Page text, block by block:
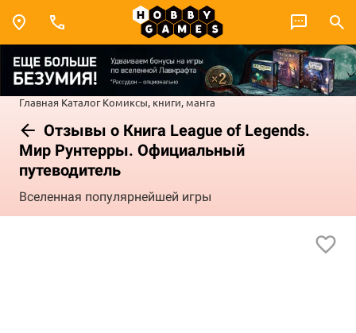
Главная Каталог Комиксы, книги, манга
Отзывы о Книга League of Legends.
Мир Рунтерры. Официальный
путеводитель
Вселенная популярнейшей игры